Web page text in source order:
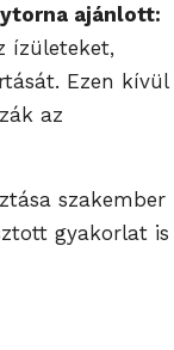
ajánlott:
ízületeket,
Ezen kívül
az
szakember
gyakorlat is